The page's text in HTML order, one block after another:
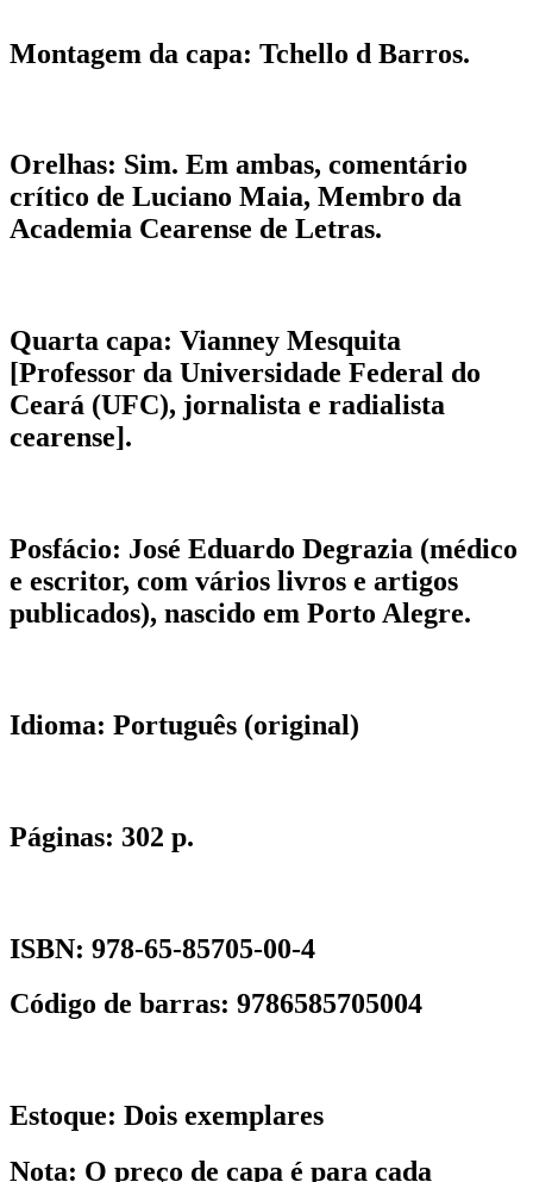
Montagem da capa: Tchello d Barros.
Orelhas: Sim. Em ambas, comentário
crítico de Luciano Maia, Membro da
Academia Cearense de Letras.
Quarta capa: Vianney Mesquita
[Professor da Universidade Federal do
Ceará (UFC), jornalista e radialista
cearense].
Posfácio: José Eduardo Degrazia (médico
e escritor, com vários livros e artigos
publicados), nascido em Porto Alegre.
Idioma: Português (original)
Páginas: 302 p.
ISBN: 978-65-85705-00-4
Código de barras: 9786585705004
Estoque: Dois exemplares
Nota: O preço de capa é para cada